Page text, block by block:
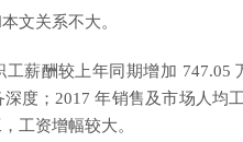
文关系不大。
工薪酬较上年同期增加
度；2017 年销售及市场人均
工资增幅较大。